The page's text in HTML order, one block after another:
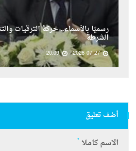
رسميًا بالأسماء.. حركة الترقيات
الشرطة
2026-07-27
20:09
أضف تعليق
الاسم كاملا *